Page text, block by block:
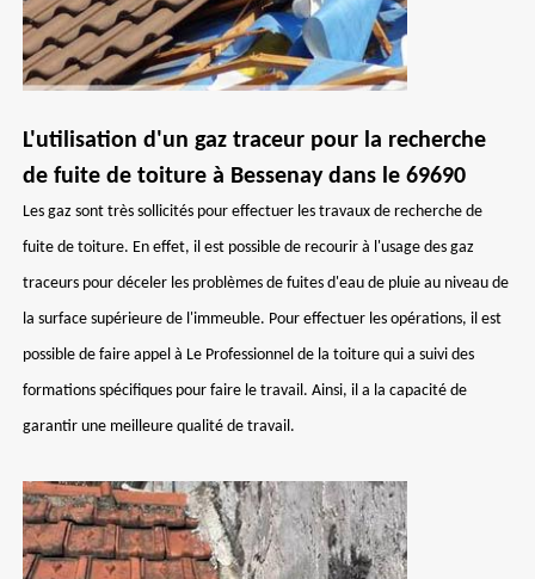
L'utilisation d'un gaz traceur pour la recherche
de fuite de toiture à Bessenay dans le 69690
Les gaz sont très sollicités pour effectuer les travaux de recherche de
fuite de toiture. En effet, il est possible de recourir à l'usage des gaz
traceurs pour déceler les problèmes de fuites d'eau de pluie au niveau de
la surface supérieure de l'immeuble. Pour effectuer les opérations, il est
possible de faire appel à Le Professionnel de la toiture qui a suivi des
formations spécifiques pour faire le travail. Ainsi, il a la capacité de
garantir une meilleure qualité de travail.